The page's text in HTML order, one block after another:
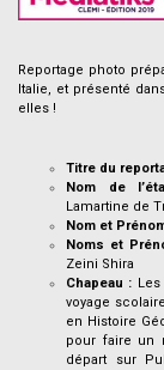
Reportage photo
Italie, et présenté
elles !
Titre du
Nom de
Lamartine de
Nom et
Noms et
Zeini Shira
Chapeau :
voyage
en Histoire
pour faire un
départ sur